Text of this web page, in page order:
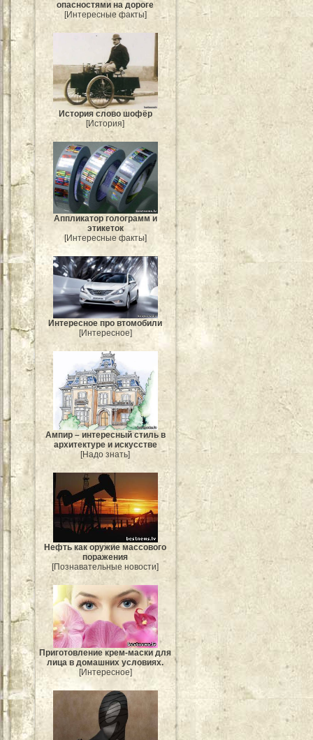
опасностями на дороге
[Интересные факты]
История слово шофёр
[История]
Аппликатор голограмм и
этикеток
[Интересные факты]
Интересное про втомобили
[Интересное]
Ампир – интересный стиль в
архитектуре и искусстве
[Надо знать]
Нефть как оружие массового
поражения
[Познавательные новости]
Приготовление крем-маски для
лица в домашних условиях.
[Интересное]